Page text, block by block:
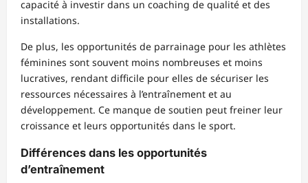
capacité à investir dans un coaching de qualité et des
installations.
De plus, les opportunités de parrainage pour les athlètes
féminines sont souvent moins nombreuses et moins
lucratives, rendant difficile pour elles de sécuriser les
ressources nécessaires à l’entraînement et au
développement. Ce manque de soutien peut freiner leur
croissance et leurs opportunités dans le sport.
Différences dans les opportunités
d’entraînement